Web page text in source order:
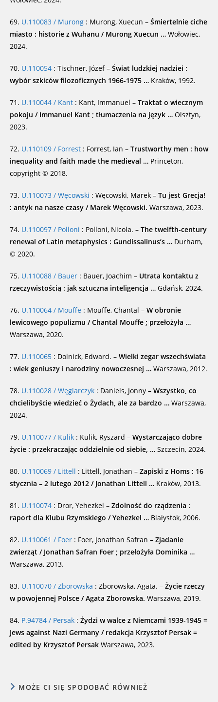
69. U.110083 / Murong : Murong, Xuecun – Śmiertelnie ciche
miasto : historie z Wuhanu / Murong Xuecun … Wołowiec,
2024.
70. U.110054 : Tischner, Józef – Świat ludzkiej nadziei :
wybór szkiców filozoficznych 1966-1975 … Kraków, 1992.
71. U.110044 / Kant : Kant, Immanuel – Traktat o wiecznym
pokoju / Immanuel Kant ; tłumaczenia na język … Olsztyn,
2023.
72. U.110109 / Forrest : Forrest, Ian – Trustworthy men : how
inequality and faith made the medieval … Princeton,
copyright © 2018.
73. U.110073 / Węcowski : Węcowski, Marek – Tu jest Grecja!
: antyk na nasze czasy / Marek Węcowski. Warszawa, 2023.
74. U.110097 / Polloni : Polloni, Nicola. – The twelfth-century
renewal of Latin metaphysics : Gundissalinus’s … Durham,
© 2020.
75. U.110088 / Bauer : Bauer, Joachim – Utrata kontaktu z
rzeczywistością : jak sztuczna inteligencja … Gdańsk, 2024.
76. U.110064 / Mouffe : Mouffe, Chantal – W obronie
lewicowego populizmu / Chantal Mouffe ; przełożyła …
Warszawa, 2020.
77. U.110065 : Dolnick, Edward. – Wielki zegar wszechświata
: wiek geniuszy i narodziny nowoczesnej … Warszawa, 2012.
78. U.110028 / Węglarczyk : Daniels, Jonny – Wszystko, co
chcielibyście wiedzieć o Żydach, ale za bardzo … Warszawa,
2024.
79. U.110077 / Kulik : Kulik, Ryszard – Wystarczająco dobre
życie : przekraczając oddzielnie od siebie, … Szczecin, 2024.
80. U.110069 / Littell : Littell, Jonathan – Zapiski z Homs : 16
stycznia – 2 lutego 2012 / Jonathan Littell … Kraków, 2013.
81. U.110074 : Dror, Yehezkel – Zdolność do rządzenia :
raport dla Klubu Rzymskiego / Yehezkel … Białystok, 2006.
82. U.110061 / Foer : Foer, Jonathan Safran – Zjadanie
zwierząt / Jonathan Safran Foer ; przełożyła Dominika …
Warszawa, 2013.
83. U.110070 / Zborowska : Zborowska, Agata. – Życie rzeczy
w powojennej Polsce / Agata Zborowska. Warszawa, 2019.
84. P.94784 / Persak : Żydzi w walce z Niemcami 1939-1945 =
Jews against Nazi Germany / redakcja Krzysztof Persak =
edited by Krzysztof Persak Warszawa, 2023.
MOŻE CI SIĘ SPODOBAĆ RÓWNIEŻ